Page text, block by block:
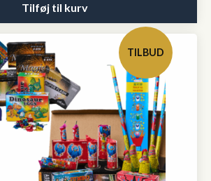
Tilføj til kurv
TILBUD